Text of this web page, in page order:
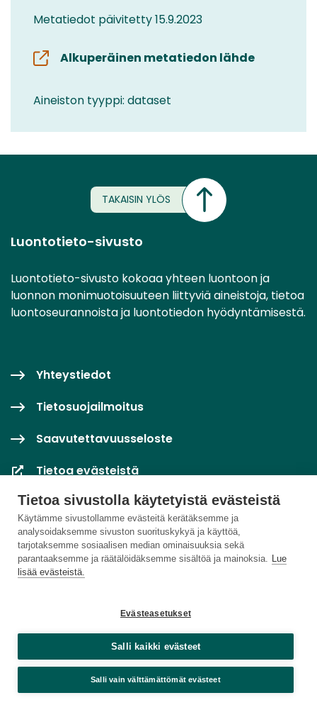
Tietoa sivustolla käytetyistä evästeistä
Käytämme sivustollamme evästeitä kerätäksemme ja
analysoidaksemme sivuston suorituskykyä ja käyttöä,
tarjotaksemme sosiaalisen median ominaisuuksia sekä
parantaaksemme ja räätälöidäksemme sisältöä ja mainoksia. Lue
lisää evästeistä.
Evästeasetukset
Salli kaikki evästeet
Salli vain välttämättömät evästeet
Metatiedot päivitetty 15.9.2023
Alkuperäinen metatiedon lähde
Aineiston tyyppi: dataset
TAKAISIN YLÖS
Luontotieto-sivusto
Luontotieto-sivusto kokoaa yhteen luontoon ja
luonnon monimuotoisuuteen liittyviä aineistoja, tietoa
luontoseurannoista ja luontotiedon hyödyntämisestä.
Yhteystiedot
Tietosuojailmoitus
Saavutettavuusseloste
Tietoa evästeistä
Evästeasetukset